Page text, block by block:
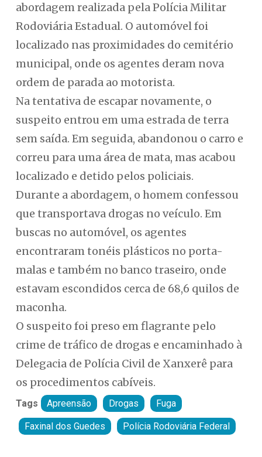
abordagem realizada pela Polícia Militar
Rodoviária Estadual. O automóvel foi
localizado nas proximidades do cemitério
municipal, onde os agentes deram nova
ordem de parada ao motorista.
Na tentativa de escapar novamente, o
suspeito entrou em uma estrada de terra
sem saída. Em seguida, abandonou o carro e
correu para uma área de mata, mas acabou
localizado e detido pelos policiais.
Durante a abordagem, o homem confessou
que transportava drogas no veículo. Em
buscas no automóvel, os agentes
encontraram tonéis plásticos no porta-
malas e também no banco traseiro, onde
estavam escondidos cerca de 68,6 quilos de
maconha.
O suspeito foi preso em flagrante pelo
crime de tráfico de drogas e encaminhado à
Delegacia de Polícia Civil de Xanxerê para
os procedimentos cabíveis.
Tags Apreensão Drogas Fuga
Faxinal dos Guedes Polícia Rodoviária Federal